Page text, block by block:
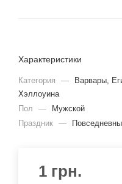
Характеристики
Категория —
Варвары,
Хэллоуина
Пол
—
Мужской
Праздник —
1 грн.